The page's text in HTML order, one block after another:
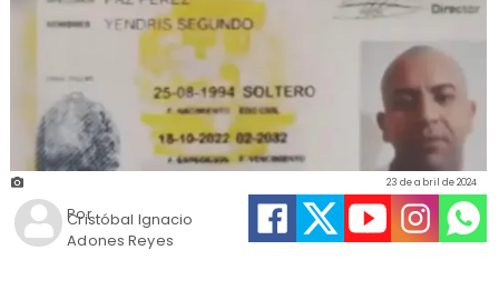
Cristóbal Ignacio
Adones Reyes
23 de abril de 2024
Por